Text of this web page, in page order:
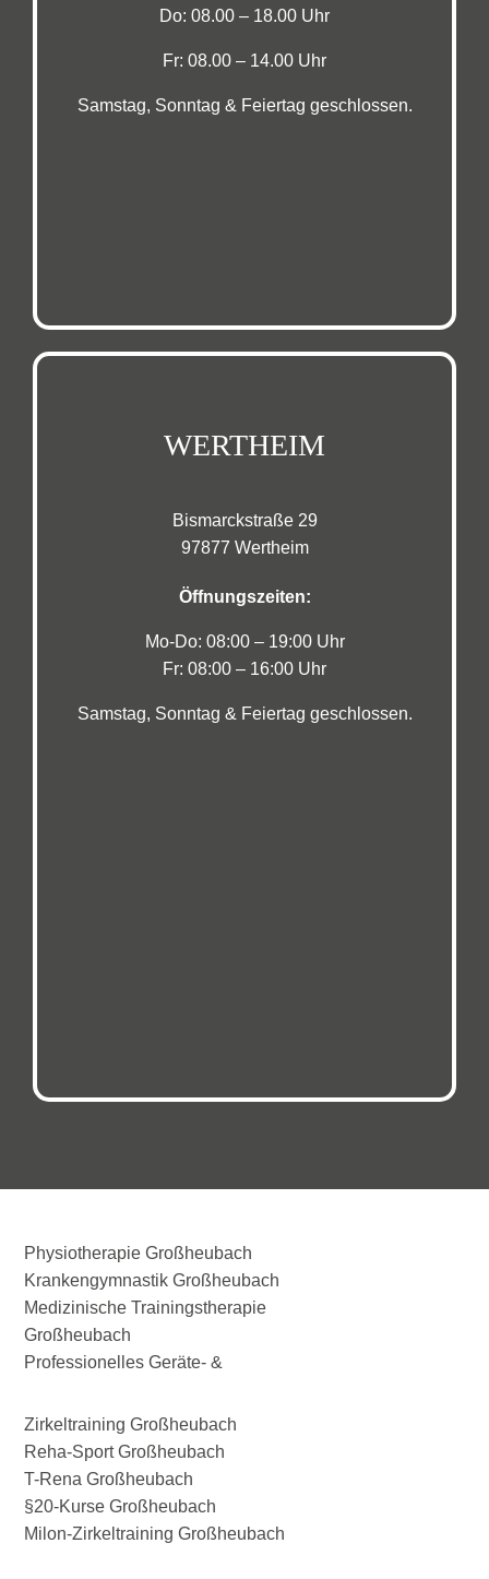
Do: 08.00 – 18.00 Uhr
Fr: 08.00 – 14.00 Uhr
Samstag, Sonntag & Feiertag geschlossen.
WERTHEIM
Bismarckstraße 29
97877 Wertheim
Öffnungszeiten:
Mo-Do: 08:00 – 19:00 Uhr
Fr: 08:00 – 16:00 Uhr
Samstag, Sonntag & Feiertag geschlossen.
Physiotherapie Großheubach
Krankengymnastik Großheubach
Medizinische Trainingstherapie
Großheubach
Professionelles Geräte- &
Zirkeltraining Großheubach
Reha-Sport Großheubach
T-Rena Großheubach
§20-Kurse Großheubach
Milon-Zirkeltraining Großheubach